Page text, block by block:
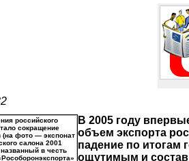
В 2005 году
объем экспорта
падение по итогам
ощутимым и